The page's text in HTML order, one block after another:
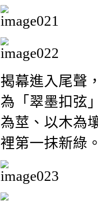
揭幕進入尾聲
為「翠墨扣弦
為莖、以木為
裡第一抹新綠